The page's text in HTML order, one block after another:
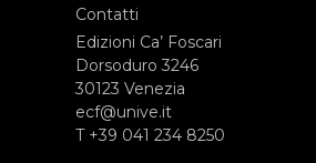
Contatti
Edizioni Ca’ Foscari
Dorsoduro 3246
30123 Venezia
ecf@unive.it
T +39 041 234 8250